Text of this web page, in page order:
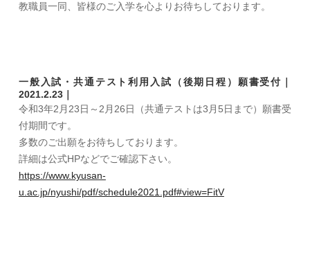
教職員一同、皆様のご入学を心よりお待ちしております。
一般入試・共通テスト利用入試（後期日程）願書受付｜
2021.2.23｜
令和3年2月23日～2月26日（共通テストは3月5日まで）願書受
付期間です。
多数のご出願をお待ちしております。
詳細は公式HPなどでご確認下さい。
https://www.kyusan-
u.ac.jp/nyushi/pdf/schedule2021.pdf#view=FitV